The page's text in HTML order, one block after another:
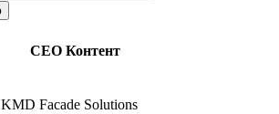
СЕО Контент
KMD Facade Solutions